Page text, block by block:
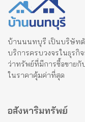
บ้านนนทบุรี เป็นบริษัทตั
บริการครบวงจรในธุรกิ
ว่าทรัพย์ที่มีการซื้อขาย
ในราคาคุ้มค่าที่สุด
อสังหาริมทรัพย์